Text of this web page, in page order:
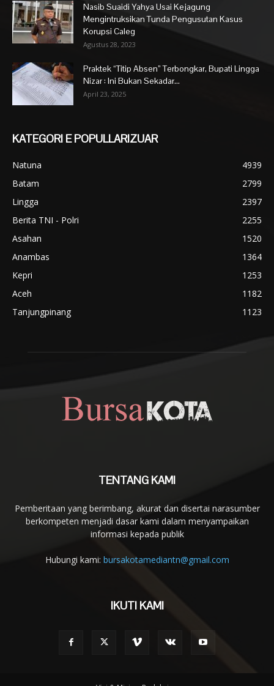
Nasib Suaidi Yahya Usai Kejagung
Mengintruksikan Tunda Pengusutan Kasus
Korupsi Caleg
Agustus 28, 2023
Praktek “Titip Absen” Terbongkar, Bupati Lingga
Nizar : Ini Bukan Sekadar...
April 23, 2025
KATEGORI E POPULLARIZUAR
Natuna
4939
Batam
2799
Lingga
2397
Berita TNI - Polri
2255
Asahan
1520
Anambas
1364
Kepri
1253
Aceh
1182
Tanjungpinang
1123
TENTANG KAMI
Pemberitaan yang berimbang, akurat dan disertai narasumber
berkompeten menjadi dasar kami dalam menyampaikan
informasi kepada publik
Hubungi kami: bursakotamediantn@gmail.com
IKUTI KAMI